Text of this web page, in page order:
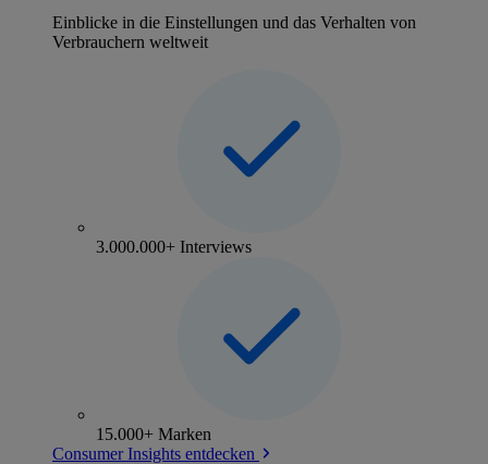
Einblicke in die Einstellungen und das Verhalten von
Verbrauchern weltweit
3.000.000+ Interviews
15.000+ Marken
Consumer Insights entdecken